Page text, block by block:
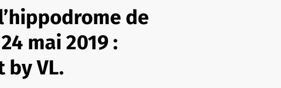
de
mai 2019 :
by VL.